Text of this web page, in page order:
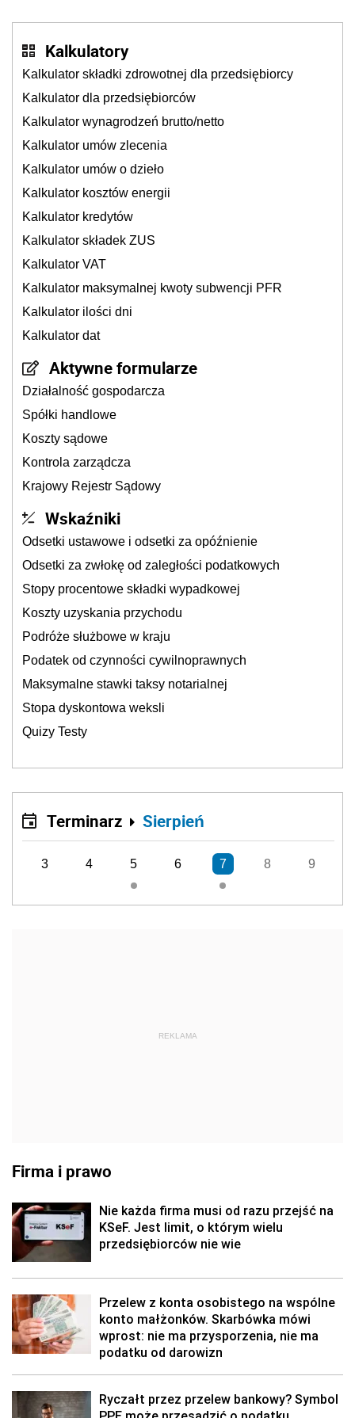
Kalkulatory
Kalkulator składki zdrowotnej dla przedsiębiorcy
Kalkulator dla przedsiębiorców
Kalkulator wynagrodzeń brutto/netto
Kalkulator umów zlecenia
Kalkulator umów o dzieło
Kalkulator kosztów energii
Kalkulator kredytów
Kalkulator składek ZUS
Kalkulator VAT
Kalkulator maksymalnej kwoty subwencji PFR
Kalkulator ilości dni
Kalkulator dat
Aktywne formularze
Działalność gospodarcza
Spółki handlowe
Koszty sądowe
Kontrola zarządcza
Krajowy Rejestr Sądowy
Wskaźniki
Odsetki ustawowe i odsetki za opóźnienie
Odsetki za zwłokę od zaległości podatkowych
Stopy procentowe składki wypadkowej
Koszty uzyskania przychodu
Podróże służbowe w kraju
Podatek od czynności cywilnoprawnych
Maksymalne stawki taksy notarialnej
Stopa dyskontowa weksli
Quizy Testy
Terminarz Sierpień
3 4 5 6 7 8 9
REKLAMA
Firma i prawo
Nie każda firma musi od razu przejść na
KSeF. Jest limit, o którym wielu
przedsiębiorców nie wie
Przelew z konta osobistego na wspólne
konto małżonków. Skarbówka mówi
wprost: nie ma przysporzenia, nie ma
podatku od darowizn
Ryczałt przez przelew bankowy? Symbol